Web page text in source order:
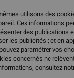
utilisons des
Ces informations
des publications
les publicités ; et en
paramétrer vos
concernés ne
consultez